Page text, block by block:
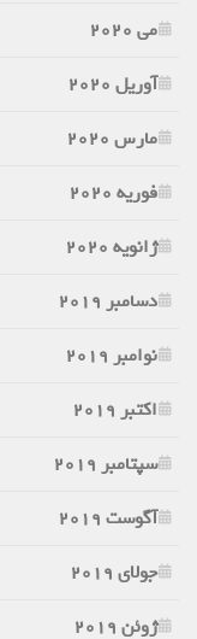
می 2020
آوریل 2020
مارس 2020
فوریه 2020
ژانویه 2020
دسامبر 2019
نوامبر 2019
اکتبر 2019
سپتامبر 2019
آگوست 2019
جولای 2019
ژوئن 2019